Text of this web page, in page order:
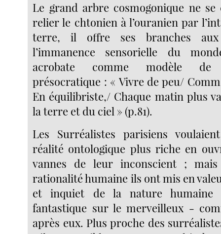
Le grand arbre cosmogonique ne
relier le chtonien à l’ouranien par
terre, il offre ses branches
l’immanence sensorielle du
acrobate comme modèle
présocratique : « Vivre de peu/
En équilibriste,/ Chaque matin plus
la terre et du ciel » (p.81).
Les Surréalistes parisiens
réalité ontologique plus riche en
vannes de leur inconscient ;
rationalité humaine ils ont mis en
et inquiet de la nature humaine
fantastique sur le merveilleux -
après eux. Plus proche des